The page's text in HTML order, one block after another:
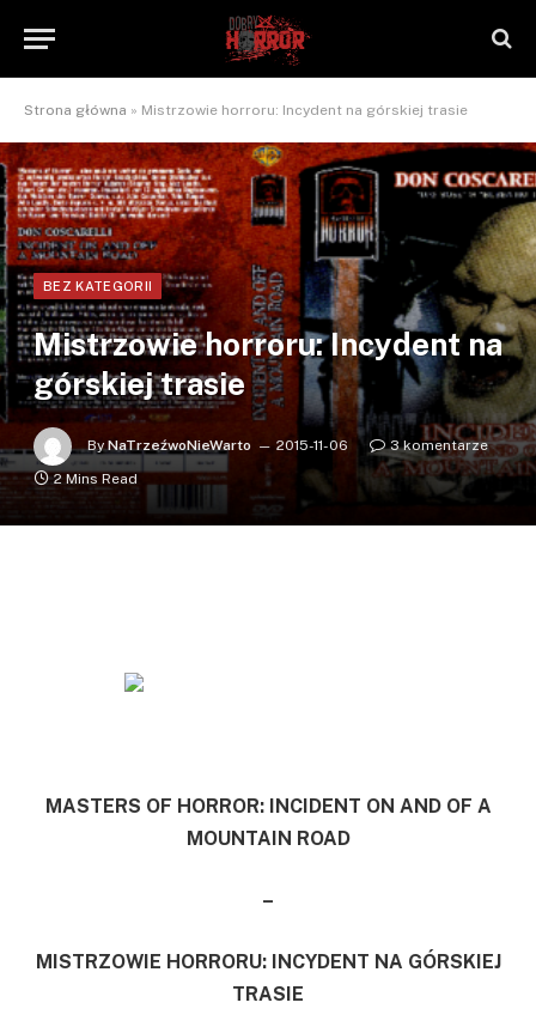
Strona główna » Mistrzowie horroru: Incydent na górskiej trasie
BEZ KATEGORII
Mistrzowie horroru: Incydent na
górskiej trasie
By NaTrzeźwoNieWarto 2015-11-06
3 komentarze
2 Mins Read
MASTERS OF HORROR: INCIDENT ON AND OF A
MOUNTAIN ROAD
–
MISTRZOWIE HORRORU: INCYDENT NA GÓRSKIEJ
TRASIE